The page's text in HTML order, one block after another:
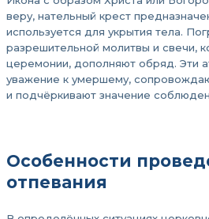
веру, нательный крест
используется для укрытия тела.
разрешительной молитвы и свечи,
церемонии, дополняют обряд. Эти
уважение к умершему,
и подчёркивают значение
Особенности
отпевания